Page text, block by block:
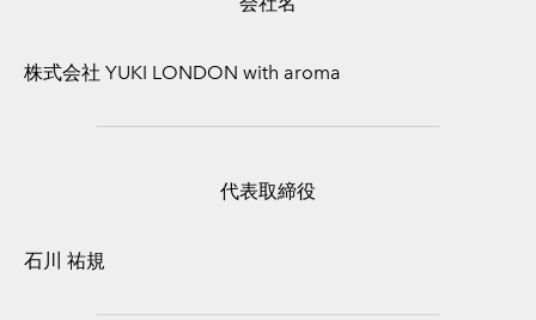
株式会社 YUKI LONDON with aroma
代表取締役
石川 祐規